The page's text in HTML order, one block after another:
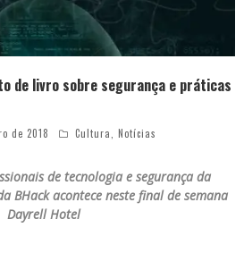
de livro sobre segurança e práticas
de 2018 Cultura Notícias
de tecnologia e segurança da
BHack acontece neste final de semana
Dayrell Hotel